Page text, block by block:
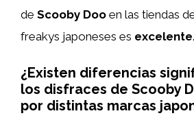
de Scooby Doo en las tiendas
freakys japoneses es excelente.
¿Existen diferencias
los disfraces de Scooby
por distintas marcas